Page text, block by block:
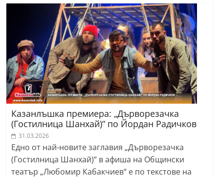
Казанлъшка премиера: „Дърворезачка
(Гостилница Шанхай)“ по Йордан Радичков
31.03.2026
Едно от най-новите заглавия „Дърворезачка
(Гостилница Шанхай)“ в афиша на Общински
театър „Любомир Кабакчиев“ е по текстове на